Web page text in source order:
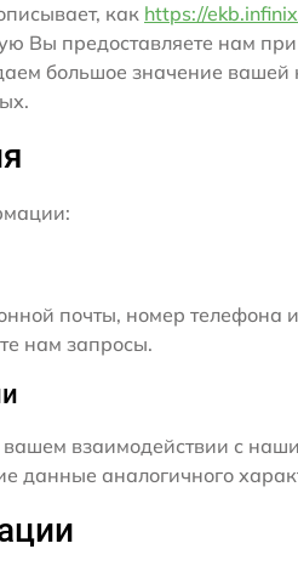
как https://
Вы предоставляете нам
большое значение
почты, номер телефона
нам запросы.
взаимодействии с
данные аналогичного